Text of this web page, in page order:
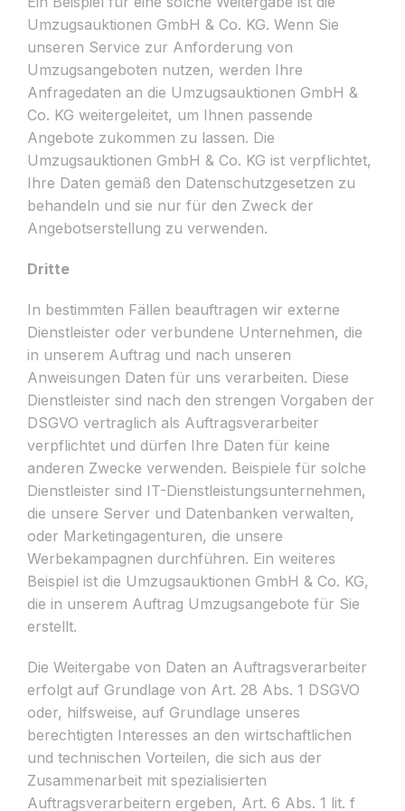
Umzugsauktionen GmbH & Co. KG. Wenn Sie
unseren Service zur Anforderung von
Umzugsangeboten nutzen, werden Ihre
Anfragedaten an die Umzugsauktionen GmbH &
Co. KG weitergeleitet, um Ihnen passende
Angebote zukommen zu lassen. Die
Umzugsauktionen GmbH & Co. KG ist verpflichtet,
Ihre Daten gemäß den Datenschutzgesetzen zu
behandeln und sie nur für den Zweck der
Angebotserstellung zu verwenden.
Dritte
In bestimmten Fällen beauftragen wir externe
Dienstleister oder verbundene Unternehmen, die
in unserem Auftrag und nach unseren
Anweisungen Daten für uns verarbeiten. Diese
Dienstleister sind nach den strengen Vorgaben der
DSGVO vertraglich als Auftragsverarbeiter
verpflichtet und dürfen Ihre Daten für keine
anderen Zwecke verwenden. Beispiele für solche
Dienstleister sind IT-Dienstleistungsunternehmen,
die unsere Server und Datenbanken verwalten,
oder Marketingagenturen, die unsere
Werbekampagnen durchführen. Ein weiteres
Beispiel ist die Umzugsauktionen GmbH & Co. KG,
die in unserem Auftrag Umzugsangebote für Sie
erstellt.
Die Weitergabe von Daten an Auftragsverarbeiter
erfolgt auf Grundlage von Art. 28 Abs. 1 DSGVO
oder, hilfsweise, auf Grundlage unseres
berechtigten Interesses an den wirtschaftlichen
und technischen Vorteilen, die sich aus der
Zusammenarbeit mit spezialisierten
Auftragsverarbeitern ergeben, Art. 6 Abs. 1 lit. f